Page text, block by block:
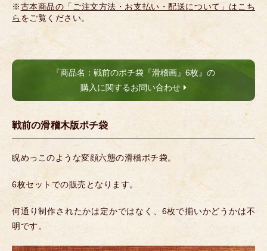
※古本商品の「ご注文方法・お支払い・配送について」はこち
ら をご覧ください。
『商品名：戦前のポチ袋『滑稽画』6枚』の
購入に関するお問い合わせ
戦前の滑稽木版ポチ袋
睨めっこのような変顔六態の滑稽ポチ袋。
6枚セットでの販売となります。
何通り制作されたかは定かではなく、6枚で揃いかどうかは不
明です。